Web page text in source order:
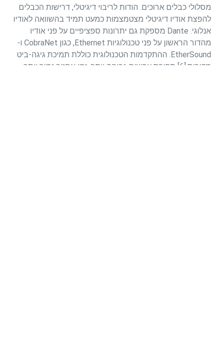
מסלולי כבלים ארוכים. הודות לריבוי דיגיטלי, דרישות הכבלים
להפצת אודיו דיגיטלי מצטמצמות כמעט תמיד בהשוואה לאודיו
אנלוגי. Dante מספקת גם יתרונות ספציפיים על פני אודיו
מהדור הראשון על פני טכנולוגיות Ethernet, כגון CobraNet ו-
EtherSound. ההתקדמות הטכנולוגית כוללת תמיכת גיגה-ביט
מקורית,[6] ספירת ערוצים גבוהה יותר, זמן אחזור נמוך יותר